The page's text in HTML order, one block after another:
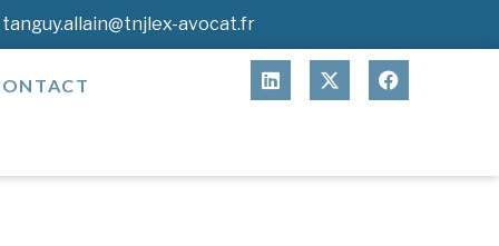
tanguy.allain@tnjlex-avocat.fr